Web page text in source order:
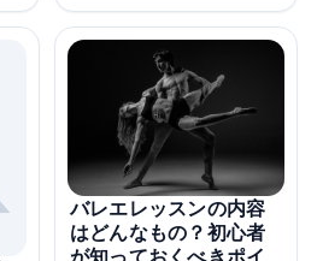
バレエレッスンの内容
はどんなもの？初心者